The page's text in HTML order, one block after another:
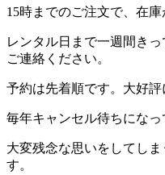
15時までのご注文で、在
レンタル日まで一週間き
ご連絡ください。
予約は先着順です。大好評
毎年キャンセル待ちになっ
大変残念な思いをしてし
す。